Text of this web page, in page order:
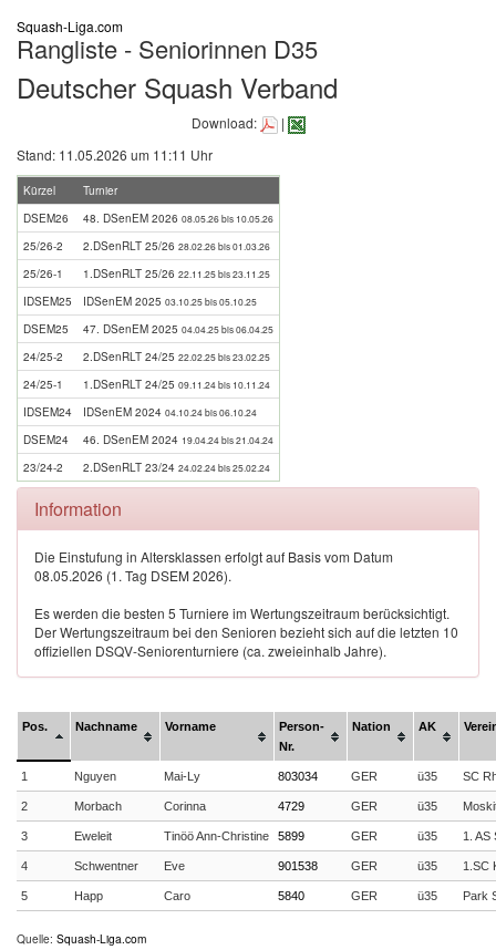
Squash-Liga.com
Rangliste - Seniorinnen D35
Deutscher Squash Verband
Download:
|
Stand: 11.05.2026 um 11:11 Uhr
Kürzel
Turnier
DSEM26
48. DSenEM 2026 08.05.26 bis 10.05.26
25/26-2 2.DSenRLT 25/26 28.02.26 bis 01.03.26
25/26-1 1.DSenRLT 25/26 22.11.25 bis 23.11.25
IDSEM25 IDSenEM 2025 03.10.25 bis 05.10.25
DSEM25 47. DSenEM 2025 04.04.25 bis 06.04.25
24/25-2 2.DSenRLT 24/25 22.02.25 bis 23.02.25
24/25-1 1.DSenRLT 24/25 09.11.24 bis 10.11.24
IDSEM24 IDSenEM 2024 04.10.24 bis 06.10.24
DSEM24 46. DSenEM 2024 19.04.24 bis 21.04.24
23/24-2 2.DSenRLT 23/24 24.02.24 bis 25.02.24
Information
Die Einstufung in Altersklassen erfolgt auf Basis vom Datum
08.05.2026 (1. Tag DSEM 2026).
Es werden die besten 5 Turniere im Wertungszeitraum berücksichtigt.
Der Wertungszeitraum bei den Senioren bezieht sich auf die letzten 10
offiziellen DSQV-Seniorenturniere (ca. zweieinhalb Jahre).
Pos. Nachname Vorname
Person-
Nr.
Nation AK
1 Nguyen Mai-Ly 803034 GER ü35 SC
2 Morbach Corinna 4729 GER ü35
3 Eweleit Tinöö Ann-Christine 5899 GER ü35 1. AS
4 Schwentner Eve 901538 GER ü35 1.SC
5 Happ Caro 5840 GER ü35 Park
Quelle: Squash-Liga.com